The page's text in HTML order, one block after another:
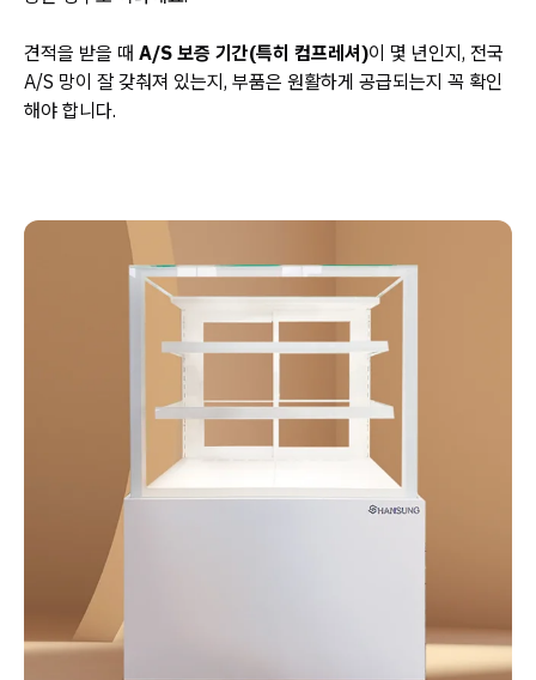
견적을 받을 때 A/S 보증 기간(특히 컴프레셔)이 몇 년인지, 전국
A/S 망이 잘 갖춰져 있는지, 부품은 원활하게 공급되는지 꼭 확인
해야 합니다.